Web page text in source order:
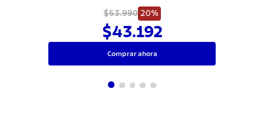
$53.990 20%
$43.192
Comprar ahora